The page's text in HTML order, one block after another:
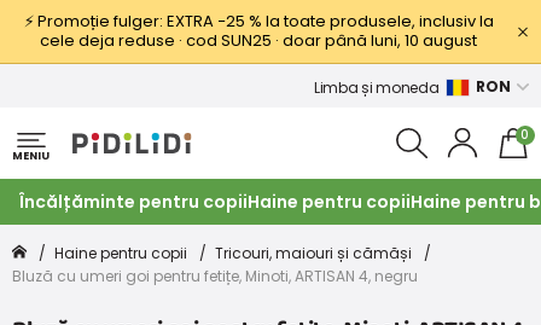
⚡ Promoție fulger: EXTRA −25 % la toate produsele, inclusiv la
cele deja reduse · cod SUN25 · doar până luni, 10 august
Limba și moneda RON
MENIU
0
Încălțăminte pentru copiiHaine pentru copiiHaine pentru
Haine pentru copii
Tricouri, maiouri și cămăși
Bluză cu umeri goi pentru fetițe, Minoti, ARTISAN 4, negru